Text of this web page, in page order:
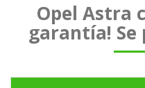
Opel Astra
garantía!